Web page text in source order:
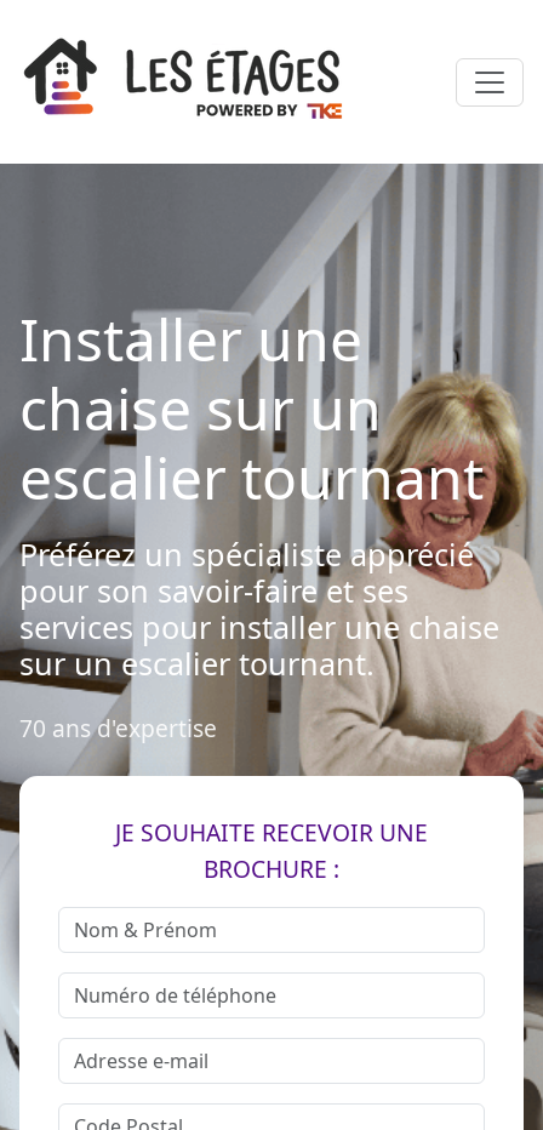
Installer une
chaise sur un
escalier tournant
Préférez un spécialiste apprécié
pour son savoir-faire et ses
services pour installer une chaise
sur un escalier tournant.
70 ans d'expertise
JE SOUHAITE RECEVOIR UNE
BROCHURE :